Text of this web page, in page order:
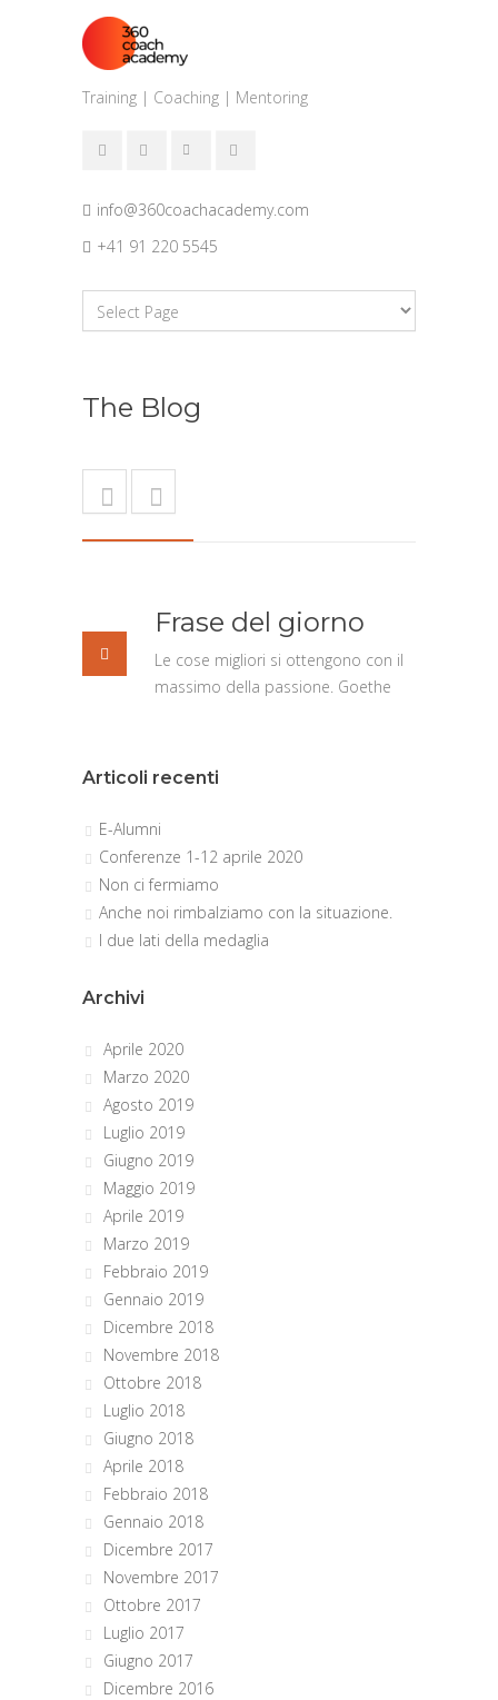
Training | Coaching | Mentoring
info@360coachacademy.com
+41 91 220 5545
The Blog
Frase del giorno
Le cose migliori si ottengono con il
massimo della passione. Goethe
Articoli recenti
E-Alumni
Conferenze 1-12 aprile 2020
Non ci fermiamo
Anche noi rimbalziamo con la situazione.
I due lati della medaglia
Archivi
Aprile 2020
Marzo 2020
Agosto 2019
Luglio 2019
Giugno 2019
Maggio 2019
Aprile 2019
Marzo 2019
Febbraio 2019
Gennaio 2019
Dicembre 2018
Novembre 2018
Ottobre 2018
Luglio 2018
Giugno 2018
Aprile 2018
Febbraio 2018
Gennaio 2018
Dicembre 2017
Novembre 2017
Ottobre 2017
Luglio 2017
Giugno 2017
Dicembre 2016